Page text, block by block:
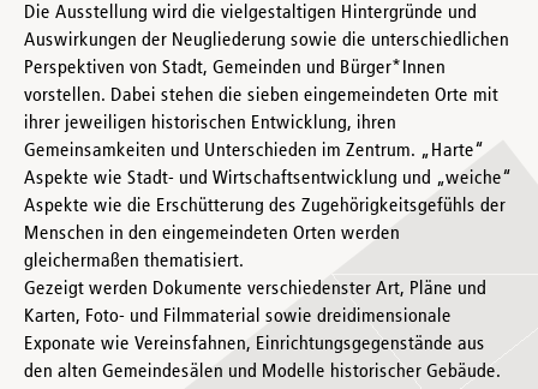
Die Ausstellung wird die vielgestaltigen Hintergründe und
Auswirkungen der Neugliederung sowie die unterschiedlichen
Perspektiven von Stadt, Gemeinden und Bürger*Innen
vorstellen. Dabei stehen die sieben eingemeindeten Orte mit
ihrer jeweiligen historischen Entwicklung, ihren
Gemeinsamkeiten und Unterschieden im Zentrum. „Harte“
Aspekte wie Stadt- und Wirtschaftsentwicklung und „weiche“
Aspekte wie die Erschütterung des Zugehörigkeitsgefühls der
Menschen in den eingemeindeten Orten werden
gleichermaßen thematisiert.
Gezeigt werden Dokumente verschiedenster Art, Pläne und
Karten, Foto- und Filmmaterial sowie dreidimensionale
Exponate wie Vereinsfahnen, Einrichtungsgegenstände aus
den alten Gemeindesälen und Modelle historischer Gebäude.